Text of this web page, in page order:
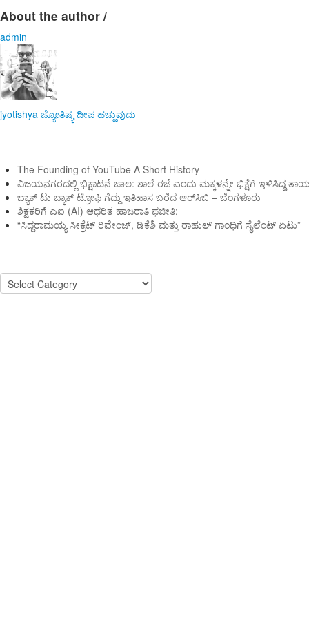
About the author /
admin
jyotishya ಜ್ಯೋತಿಷ್ಯ ದೀಪ ಹಚ್ಹುವುದು
The Founding of YouTube A Short History
ವಿಜಯನಗರದಲ್ಲಿ ಭಿಕ್ಷಾಟನೆ ಜಾಲ: ಶಾಲೆ ರಜೆ ಎಂದು ಮಕ್ಕಳನ್ನೇ ಭಿಕ್ಷೆಗೆ ಇಳಿಸಿದ್ದ
ಬ್ಯಾಕ್ ಟು ಬ್ಯಾಕ್ ಟ್ರೋಫಿ ಗೆದ್ದು ಇತಿಹಾಸ ಬರೆದ ಆರ್‌ಸಿಬಿ – ಬೆಂಗಳೂರು
ಶಿಕ್ಷಕರಿಗೆ ಎಐ (AI) ಆಧರಿತ ಹಾಜರಾತಿ ಫಜೀತಿ;
“ಸಿದ್ದರಾಮಯ್ಯ ಸೀಕ್ರೆಟ್ ರಿವೇಂಜ್‌, ಡಿಕೆಶಿ ಮತ್ತು ರಾಹುಲ್‌ ಗಾಂಧಿಗೆ ಸೈಲೆಂಟ್ ಏಟು”
Categories